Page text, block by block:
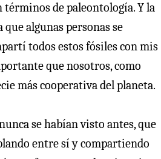
de paleontología. Y la
que algunas personas se
todos estos fósiles con mis
que nosotros, como
más cooperativa del planeta.
se habían visto antes, que
entre sí y compartiendo